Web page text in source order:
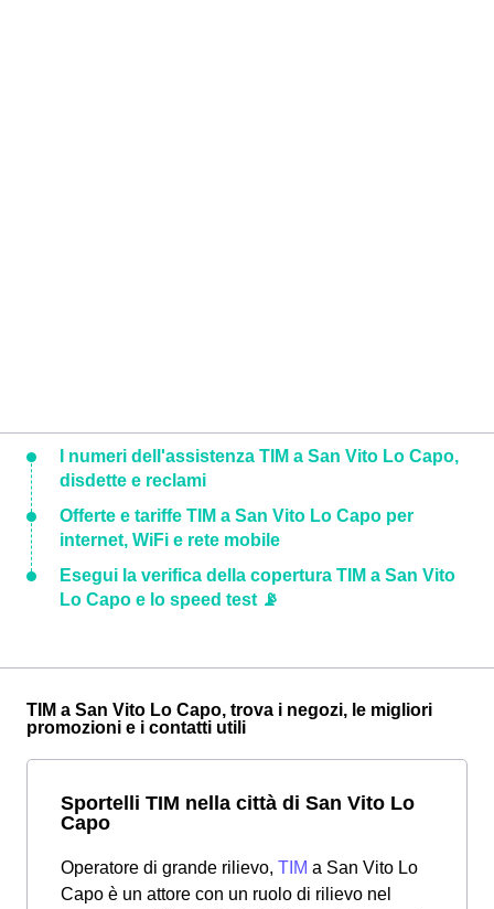
I numeri dell'assistenza TIM a San Vito Lo Capo,
disdette e reclami
Offerte e tariffe TIM a San Vito Lo Capo per
internet, WiFi e rete mobile
Esegui la verifica della copertura TIM a San Vito
Lo Capo e lo speed test 📡
TIM a San Vito Lo Capo, trova i negozi, le migliori
promozioni e i contatti utili
Sportelli TIM nella città di San Vito Lo
Capo
Operatore di grande rilievo, TIM a San Vito Lo
Capo è un attore con un ruolo di rilievo nel